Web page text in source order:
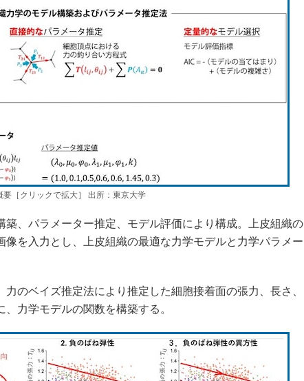
植物工場
知財マネジメント
グローバル設計・開発
［クリックで拡大］ 出所：東京大学
、パラメーター推定、モデル評価により構成。上皮組織の
像を入力とし、上皮組織の最適な力学モデルと力学パラメー
のベイズ推定法により推定した細胞接着面の張力、長さ、
力学モデルの関数を構築する。